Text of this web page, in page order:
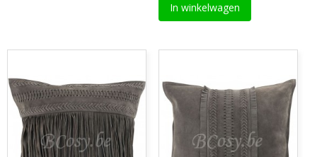
In winkelwagen